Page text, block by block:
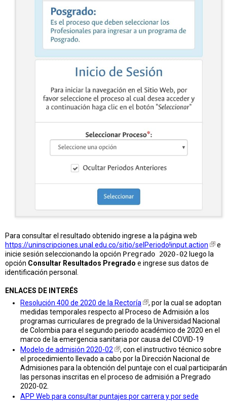
Para consultar el resultado obtenido ingrese a la página web
https://uninscripciones.unal.edu.co/sitio/selPeriodo!input.action
e
inicie sesión seleccionando la opción Pregrado 2020-02 luego la
opción Consultar Resultados Pregrado e ingrese sus datos de
identificación personal.
ENLACES DE INTERÉS
Resolución 400 de 2020 de la Rectoría
, por la cual se adoptan
medidas temporales respecto al Proceso de Admisión a los
programas curriculares de pregrado de la Universidad Nacional
de Colombia para el segundo periodo académico de 2020 en el
marco de la emergencia sanitaria por causa del COVID-19
Modelo de admisión 2020-02
, con el instructivo técnico sobre
el procedimiento llevado a cabo por la Dirección Nacional de
Admisiones para la obtención del puntaje con el cual participarán
las personas inscritas en el proceso de admisión a Pregrado
2020-02.
APP Web para consultar puntajes por carrera y por sede